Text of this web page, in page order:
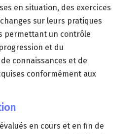
en situation, des exercices
sur leurs pratiques
permettant un contrôle
et du
connaissances et de
conformément aux
en cours et en fin de